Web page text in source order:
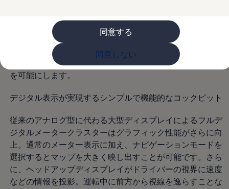
同意する
同意しない
ブランドストーリー
購入検討中の方へ
オファー(購入サポート・金利情報)
Golf お乗り換えを10万円補助
Tiguan 購入後、5年間の安心サポートが無償
Volkswagenアンバサダープログラム
ファイナンシャルサービス
フォルクスワーゲン自動車保険プラス
Volkswagen Card
お支払いシミュレーション
モデル別月々のお支払い例
ライフスタイルに合ったプランをみつける
カスタマーポータル 登録・ログイン
Match Maker 登録・ログイン
ドライバーに届ける情報を最大に、指先の移動は最小に。
先進のデジタルコックピットが思いのままの直感的な操作
を可能にします。
デジタル表示が実現するシンプルで機能的なコックピット
従来のアナログ型に代わる大型ディスプレイによるフルデ
ジタルメータークラスターはグラフィック性能がさらに向
上。通常のメーター表示に加え、ナビゲーションモードを
選択するとマップを大きく映し出すことが可能です。さら
に、ヘッドアップディスプレイがドライバーの視界に速度
などの情報を投影。運転中に前方から視線を逸らすことな